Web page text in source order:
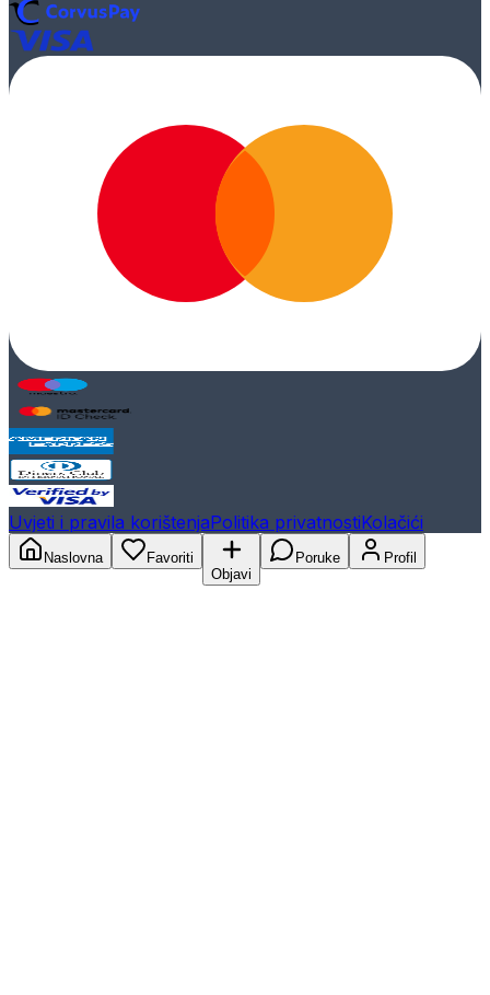
Uvjeti i pravila korištenjaPolitika privatnostiKolačići
Naslovna
Favoriti
Objavi
Poruke Profil